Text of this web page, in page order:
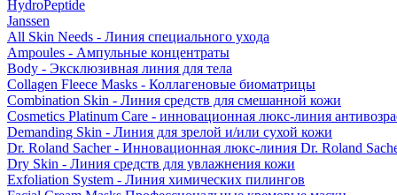
HydroPeptide
Janssen
All Skin Needs - Линия специального ухода
Ampoules - Ампульные концентраты
Body - Эксклюзивная линия для тела
Collagen Fleece Masks - Коллагеновые биоматрицы
Combination Skin - Линия средств для смешанной кожи
Cosmetics Platinum Care - инновационная люкс-линия
Demanding Skin - Линия для зрелой и/или сухой кожи
Dr. Roland Sacher - Инновационная люкс-линия Dr. Roland
Dry Skin - Линия средств для увлажнения кожи
Exfoliation System - Линия химических пилингов